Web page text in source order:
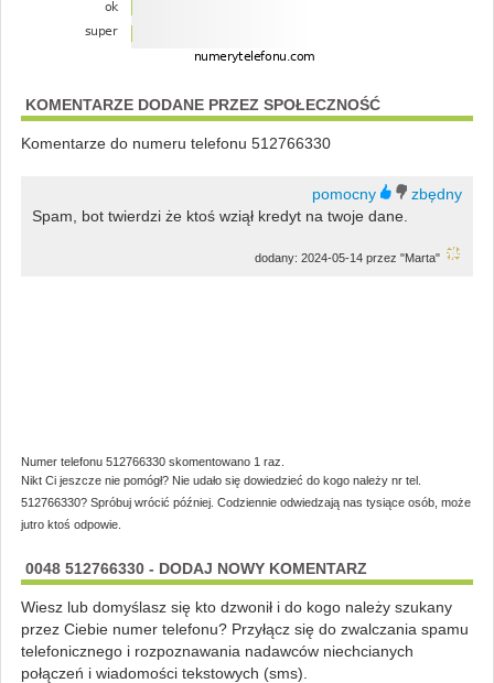
KOMENTARZE DODANE PRZEZ SPOŁECZNOŚĆ
Komentarze do numeru telefonu 512766330
Spam, bot twierdzi że ktoś wziął kredyt na twoje dane.
dodany: 2024-05-14 przez "Marta"
Numer telefonu 512766330 skomentowano 1 raz.
Nikt Ci jeszcze nie pomógł? Nie udało się dowiedzieć do kogo należy nr tel.
512766330? Spróbuj wrócić później. Codziennie odwiedzają nas tysiące osób, może
jutro ktoś odpowie.
0048 512766330 - DODAJ NOWY KOMENTARZ
Wiesz lub domyślasz się kto dzwonił i do kogo należy szukany
przez Ciebie numer telefonu? Przyłącz się do zwalczania spamu
telefonicznego i rozpoznawania nadawców niechcianych
połączeń i wiadomości tekstowych (sms).